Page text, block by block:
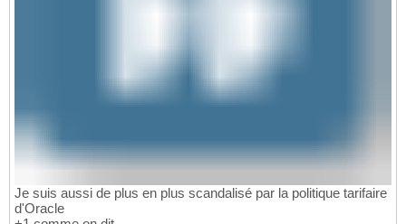
Je suis aussi de plus en plus scandalisé par la politique tarifaire
d'Oracle